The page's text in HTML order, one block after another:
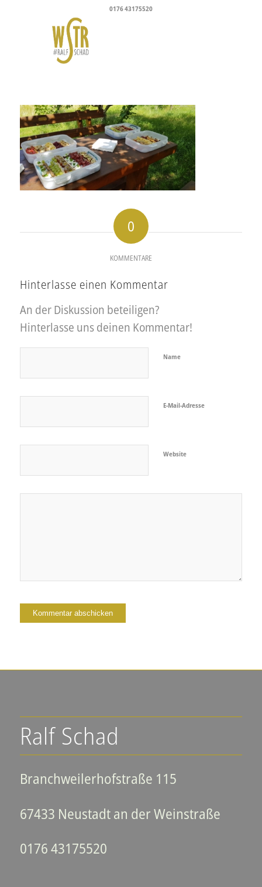
0176 43175520
0
KOMMENTARE
Hinterlasse einen Kommentar
An der Diskussion beteiligen?
Hinterlasse uns deinen Kommentar!
Name
E-Mail-Adresse
Website
Ralf Schad
Branchweilerhofstraße 115
67433 Neustadt an der Weinstraße
0176 43175520